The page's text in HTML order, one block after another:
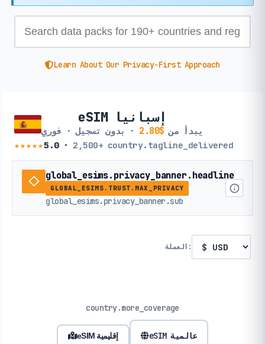
Learn About Our Privacy-First Approach
eSIM إسبانيا
يبدأ من$2.80
· بدون تسجيل · فوري
★★★★★5.0· 2,500+ country.tagline_delivered
global_esims.privacy_banner.headline
GLOBAL_ESIMS.TRUST.MAX_PRIVACY
global_esims.privacy_banner.sub
العملة:
country.more_coverage
eSIM إقليمية eSIM عالمية